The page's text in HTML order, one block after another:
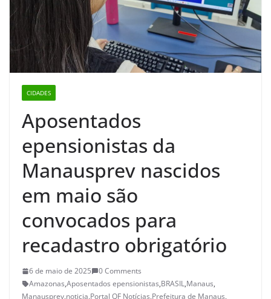
CIDADES
Aposentados
epensionistas da
Manausprev nascidos
em maio são
convocados para
recadastro obrigatório
6 de maio de 2025
0 Comments
Amazonas,Aposentados epensionistas,BRASIL,Manaus,
Manausprev,noticia,Portal QF Notícias,Prefeitura de Manaus,